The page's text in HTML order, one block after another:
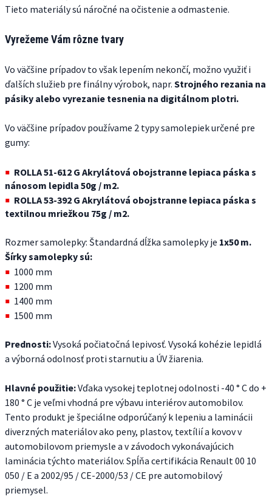
Tieto materiály sú náročné na očistenie a odmastenie.
Vyrežeme Vám rôzne tvary
Vo väčšine prípadov to však lepením nekončí, možno využiť i
ďalších služieb pre finálny výrobok, napr. Strojného rezania na
pásiky alebo vyrezanie tesnenia na digitálnom plotri.
Vo väčšine prípadov používame 2 typy samolepiek určené pre
gumy:
ROLLA 51-612 G Akrylátová obojstranne lepiaca páska s
nánosom lepidla 50g / m2.
ROLLA 53-392 G Akrylátová obojstranne lepiaca páska s
textilnou mriežkou 75g / m2.
Rozmer samolepky: Štandardná dĺžka samolepky je 1x50 m.
Šírky samolepky sú:
1000 mm
1200 mm
1400 mm
1500 mm
Prednosti:Vysoká počiatočná lepivosť. Vysoká kohézie lepidlá
a výborná odolnosť proti starnutiu a ÚV žiarenia.
Hlavné použitie:Vďaka vysokej teplotnej odolnosti -40 ° C do +
180 ° C je veľmi vhodná pre výbavu interiérov automobilov.
Tento produkt je špeciálne odporúčaný k lepeniu a laminácii
diverzných materiálov ako peny, plastov, textílií a kovov v
automobilovom priemysle a v závodoch vykonávajúcich
laminácia týchto materiálov. Spĺňa certifikácia Renault 00 10
050 / E a 2002/95 / CE-2000/53 / CE pre automobilový
priemysel.